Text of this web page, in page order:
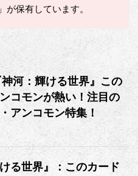
が保有しています。
神河：輝ける世界』この
コモンが熱い！注目の
アンコモン特集！
ける世界』：このカード